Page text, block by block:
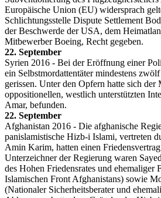
Europäische Union (EU) widersprach
Schlichtungsstelle Dispute Settlement
der Beschwerde der USA, dem
Mitbewerber Boeing, Recht gegeben.
22. September
Syrien 2016 - Bei der Eröffnung einer
ein Selbstmordattentäter mindestens
gerissen. Unter den Opfern hatte sich der
oppositionellen, westlich unterstützten
Amar, befunden.
22. September
Afghanistan 2016 - Die afghanische
panislamistische Hizb-i Islami, vertreten
Amin Karim, hatten einen
Unterzeichner der Regierung waren
des Hohen Friedensrates und ehemaliger
Islamischen Front Afghanistans) sowie
(Nationaler Sicherheitsberater und